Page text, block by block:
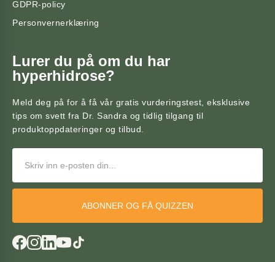
GDPR-policy
Personvernerklæring
Lurer du på om du har
hyperhidrose?
Meld deg på for å få vår gratis vurderingstest, eksklusive
tips om svett fra Dr. Sandra og tidlig tilgang til
produktoppdateringer og tilbud.
ABONNER OG FÅ QUIZZEN